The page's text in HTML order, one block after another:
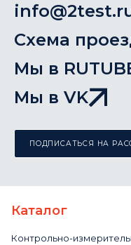
Схема
Мы в
Мы в VK
ПОДПИСАТЬСЯ НА
Каталог
Контрольно-